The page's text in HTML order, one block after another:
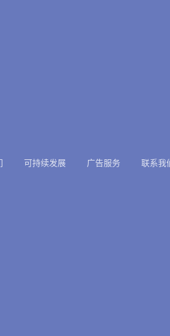
可持续发展 广告服务 联系我